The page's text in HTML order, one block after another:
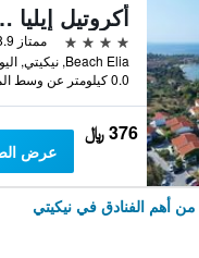
4 نجوم
ممتاز 8.9
Beach Elia, نيكيتي, اليونان
0.0 كيلومتر عن وسط المدينة
376 ﷼
عرض
أهم الفنادق في نيكيتي